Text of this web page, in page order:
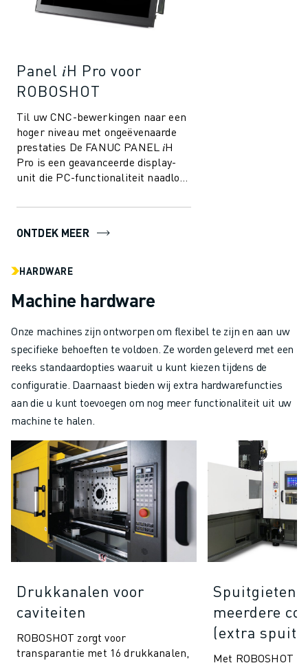
Panel 𝑖H Pro voor
ROBOSHOT
Til uw CNC-bewerkingen naar een
hoger niveau met ongeëvenaarde
prestaties De FANUC PANEL 𝑖H
Pro is een geavanceerde display-
unit die PC-functionaliteit naadloos
Di...
ONTDEK MEER
HARDWARE
Machine hardware
Onze machines zijn ontworpen om flexibel te zijn en aan uw
specifieke behoeften te voldoen. Ze worden geleverd met een
reeks standaardopties waaruit u kunt kiezen tijdens de
configuratie. Daarnaast bieden wij extra hardwarefuncties
aan die u kunt toevoegen om nog meer functionaliteit uit uw
machine te halen.
Drukkanalen voor
caviteiten
ROBOSHOT zorgt voor
transparantie met 16 drukkanalen,
Spuitgieten
meerdere
(extra
Met ROBOSHOT